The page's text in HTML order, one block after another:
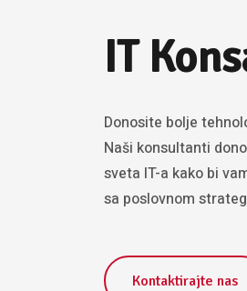
IT
Donosite bolje
Naši konsultanti
sveta IT-a kako bi
sa poslovnom
Kontaktirajte nas